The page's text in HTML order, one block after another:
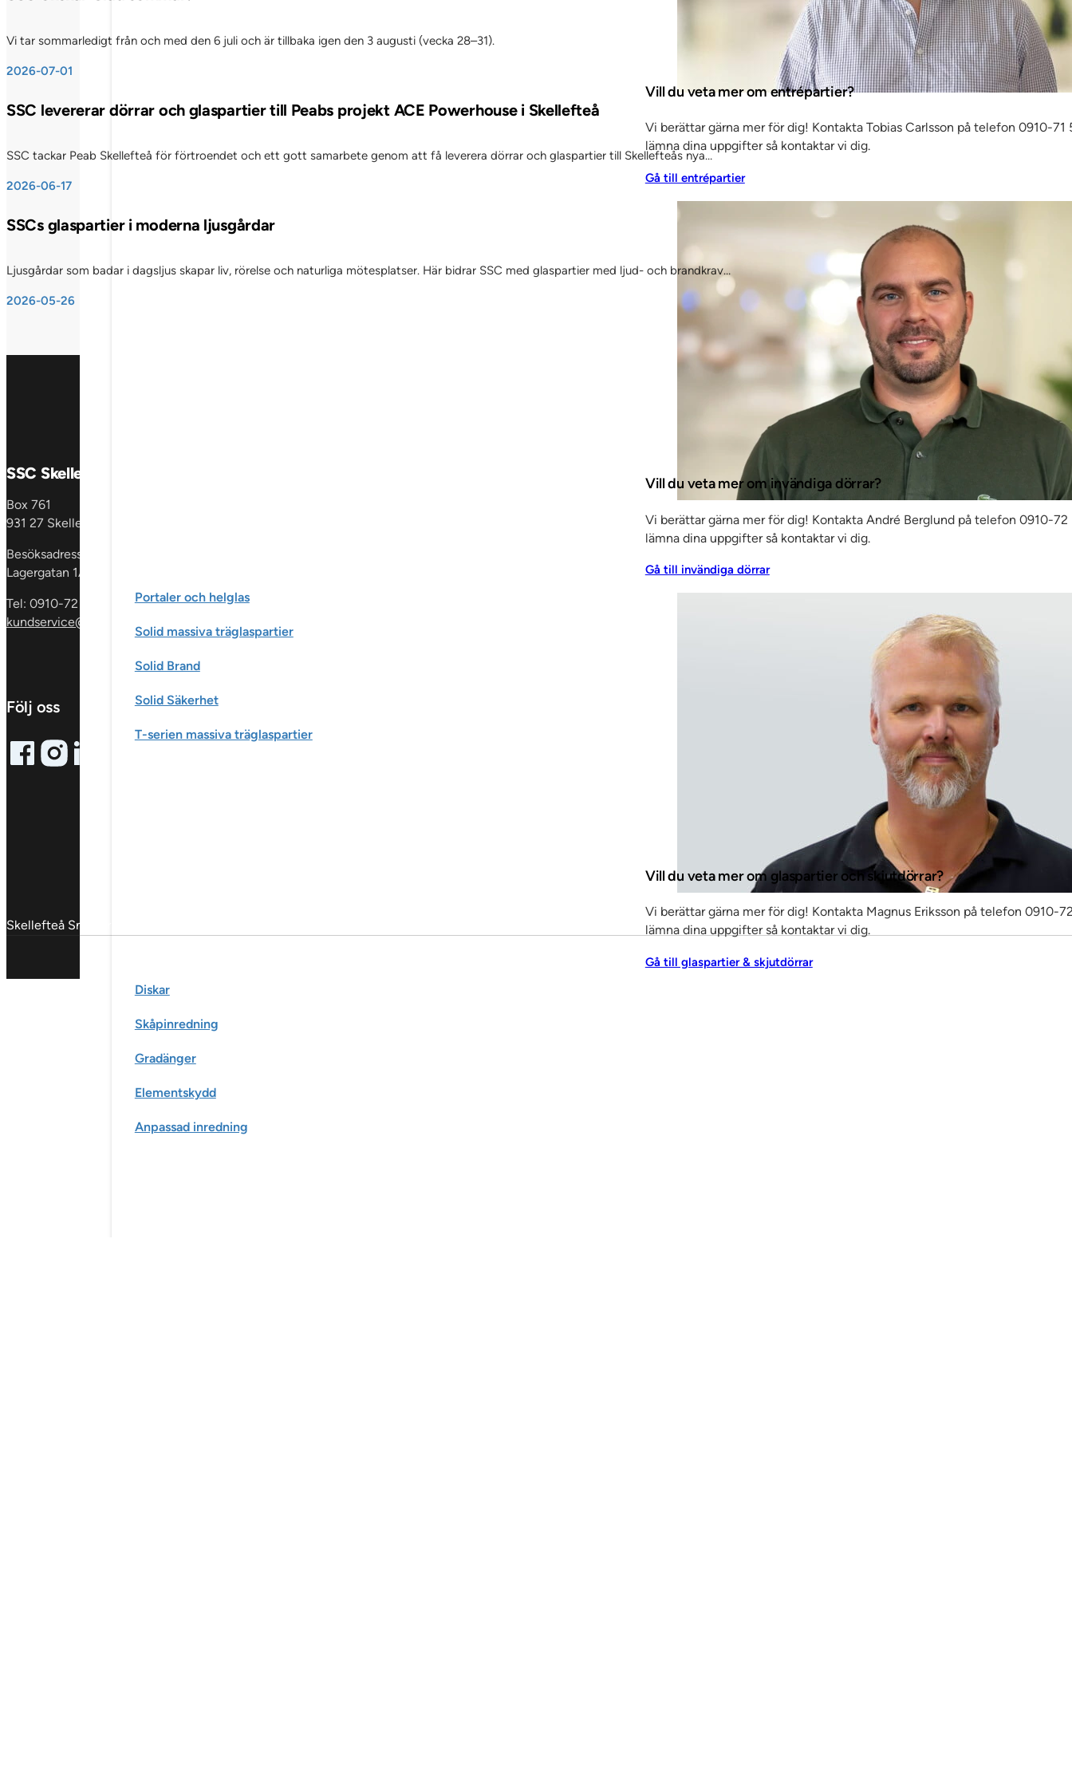
Vill du veta mer om entrépartier?
Vi berättar gärna mer för dig! Kontakta Tobias Carlsson på telefon 0910-71
lämna dina uppgifter så kontaktar vi dig.
Gå till entrépartier
Vill du veta mer om invändiga dörrar?
Vi berättar gärna mer för dig! Kontakta André Berglund på telefon 0910-72
lämna dina uppgifter så kontaktar vi dig.
Gå till invändiga dörrar
Portaler och helglas
Solid massiva träglaspartier
Solid Brand
Solid Säkerhet
T-serien massiva träglaspartier
Vill du veta mer om glaspartier och skjutdörrar?
Vi berättar gärna mer för dig! Kontakta Magnus Eriksson på telefon 0910-
lämna dina uppgifter så kontaktar vi dig.
Gå till glaspartier & skjutdörrar
Diskar
Skåpinredning
Gradänger
Elementskydd
Anpassad inredning
Vi tar sommarledigt från och med den 6 juli och är tillbaka igen den 3 augusti (vecka 28–31).
2026-07-01
SSC levererar dörrar och glaspartier till Peabs projekt ACE Powerhouse i Skellefteå
SSC tackar Peab Skellefteå för förtroendet och ett gott samarbete genom att få leverera dörrar och glaspartier till Skellefteås nya…
2026-06-17
SSCs glaspartier i moderna ljusgårdar
Ljusgårdar som badar i dagsljus skapar liv, rörelse och naturliga mötesplatser. Här bidrar SSC med glaspartier med ljud- och brandkrav…
2026-05-26
SSC Skellefteå AB
Box 761
931 27 Skellefteå
Besöksadress:
Lagergatan 1A
Tel: 0910-72 59 00
kundservice@sscgroup.se
Entreprenadtjänster
Det här är SSC
Om oss Jobba hos oss
Kvalitet och
miljöAktuellt ReferenserPersonuppgiftspolicy
Följ oss
Follow me on Facebook
Follow me on X
Follow me on LinkedIn
Skellefteå Snickericentral © 2025